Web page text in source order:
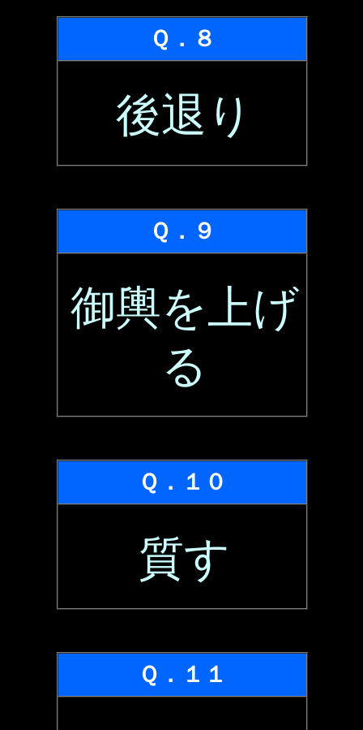
Ｑ．８
後退り
Ｑ．９
御輿を上げ
る
Ｑ．１０
質す
Ｑ．１１